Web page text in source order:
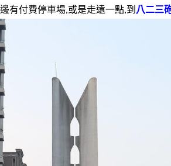
有付費停車場,或是走遠一點,到 八二三